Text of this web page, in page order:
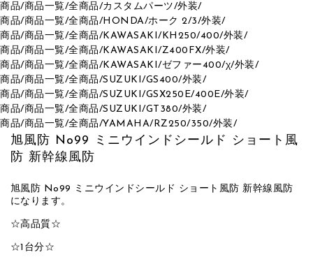
商品/商品一覧/全商品/カスタムパーツ/外装/
商品/商品一覧/全商品/HONDA/ホーク 2/3/外装/
商品/商品一覧/全商品/KAWASAKI/KH250/400/外装/
商品/商品一覧/全商品/KAWASAKI/Z400FX/外装/
商品/商品一覧/全商品/KAWASAKI/ゼファー400/χ/外装/
商品/商品一覧/全商品/SUZUKI/GS400/外装/
商品/商品一覧/全商品/SUZUKI/GSX250E/400E/外装/
商品/商品一覧/全商品/SUZUKI/GT380/外装/
商品/商品一覧/全商品/YAMAHA/RZ250/350/外装/
旭風防 No99 ミニウインドシールド ショート風
防 新幹線風防
旭風防 No99 ミニウインドシールド ショート風防 新幹線風防
になります。
☆高品質☆
☆1台分☆